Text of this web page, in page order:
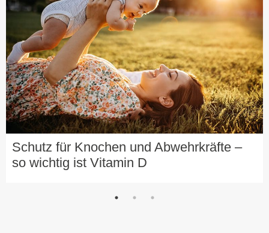
Schutz für Knochen und Abwehrkräfte –
so wichtig ist Vitamin D